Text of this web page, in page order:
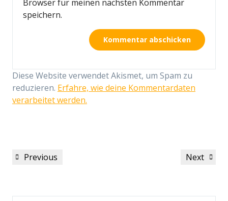
Browser für meinen nächsten Kommentar
speichern.
Diese Website verwendet Akismet, um Spam zu
reduzieren. Erfahre, wie deine Kommentardaten
verarbeitet werden.
Beitragsnavigation
Previous
Previous
Next
Next